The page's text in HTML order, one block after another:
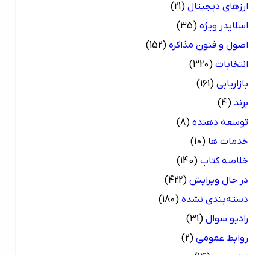
ارزهای دیجیتال (21)
اسلایدر ویژه (35)
اصول و فنون مذاکره (152)
انتخابات (320)
بازاریابی (161)
(4)
توسعه دهنده (8)
خدمات ها (10)
خلاصه کتاب (140)
در حال ویرایش (422)
دسته‌بندی نشده (180)
رادیو سوال (31)
روابط عمومی (2)